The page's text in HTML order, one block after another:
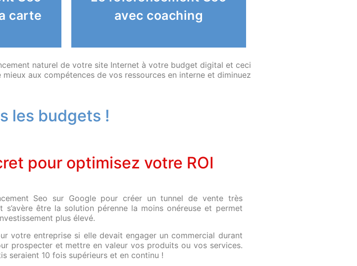
carte
Seo
avec coaching
Nos consultants , experts en
référencement naturel vous
naturel de votre site Internet à votre budget digital et ceci
aux compétences de vos ressources en interne et diminuez
les budgets !
pour optimisez votre ROI
Seo sur Google pour créer un tunnel de vente très
s’avère être la solution pérenne la moins onéreuse et permet
plus élevé.
votre entreprise si elle devait engager un commercial durant
prospecter et mettre en valeur vos produits ou vos services.
seraient 10 fois supérieurs et en continu !